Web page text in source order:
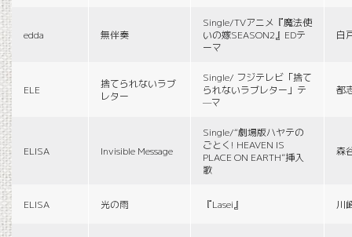
edda 無伴奏
Single/TVアニメ『魔法使
いの嫁SEASON2』EDテ
ーマ
白
ELE
捨てられないラブ
レター
Single/ フジテレビ「捨て
られないラブレター」テ
—マ
都
ELISA Invisible Message
Single/“劇場版ハヤテの
ごとく! HEAVEN IS
PLACE ON EARTH”挿入
歌
森
ELISA 光の雨 『Lasei』 川